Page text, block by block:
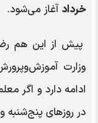
خرداد آغاز می‌شود.
پیش از این هم
ادامه دارد و اگر
در روزهای پنج‌شنبه